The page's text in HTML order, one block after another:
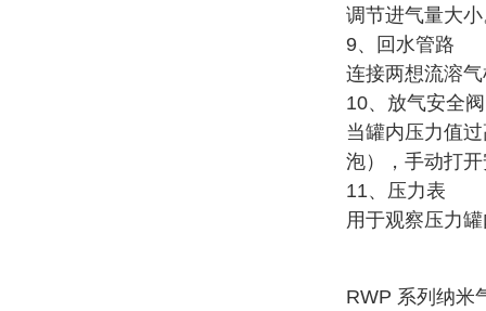
调节进气量大
9、回水管路
连接两想流溶
10、放气安全阀
当罐内压力值
泡），手动打
11、压力表
用于观察压力
RWP 系列纳米